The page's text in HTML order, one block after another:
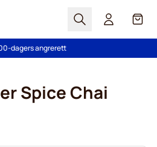
Søk Cart
frakt over kr 599
dagers angrerett
Spice Chai